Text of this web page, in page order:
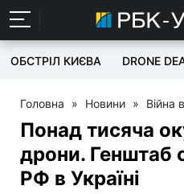
ОБСТРІЛ КИЄВА DRONE
Головна » Новини » Війна
Понад тисяча
дрони. Генштаб
РФ в Україні